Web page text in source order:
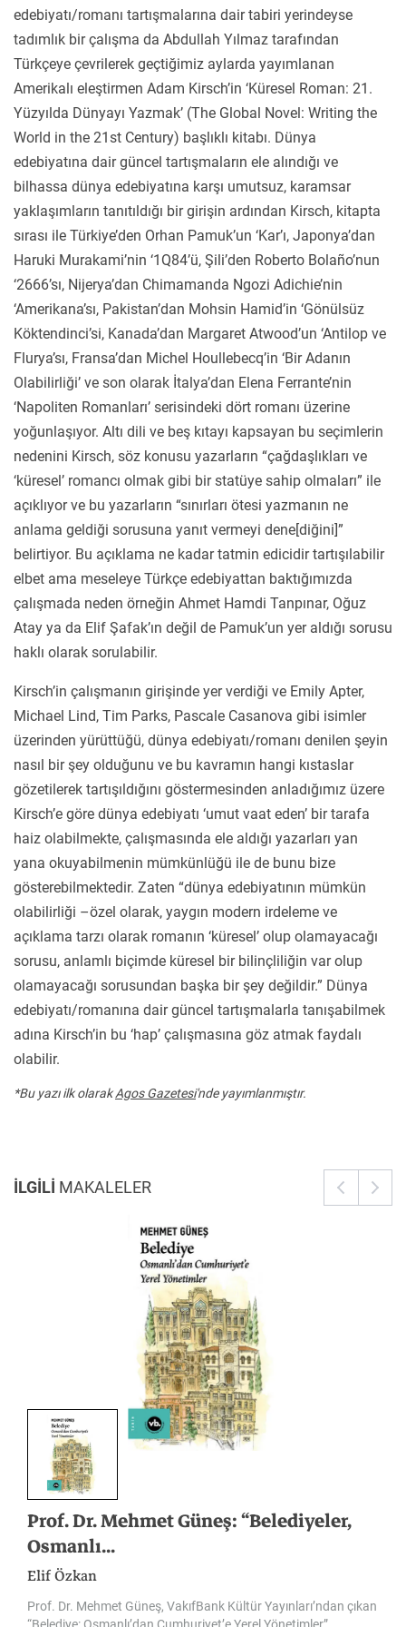
edebiyatı/romanı tartışmalarına dair tabiri yerindeyse
tadımlık bir çalışma da Abdullah Yılmaz tarafından
Türkçeye çevrilerek geçtiğimiz aylarda yayımlanan
Amerikalı eleştirmen Adam Kirsch’in ‘Küresel Roman: 21.
Yüzyılda Dünyayı Yazmak’ (The Global Novel: Writing the
World in the 21st Century) başlıklı kitabı. Dünya
edebiyatına dair güncel tartışmaların ele alındığı ve
bilhassa dünya edebiyatına karşı umutsuz, karamsar
yaklaşımların tanıtıldığı bir girişin ardından Kirsch, kitapta
sırası ile Türkiye’den Orhan Pamuk’un ‘Kar’ı, Japonya’dan
Haruki Murakami’nin ‘1Q84’ü, Şili’den Roberto Bolaño’nun
‘2666’sı, Nijerya’dan Chimamanda Ngozi Adichie’nin
‘Amerikana’sı, Pakistan’dan Mohsin Hamid’in ‘Gönülsüz
Köktendinci’si, Kanada’dan Margaret Atwood’un ‘Antilop ve
Flurya’sı, Fransa’dan Michel Houllebecq’in ‘Bir Adanın
Olabilirliği’ ve son olarak İtalya’dan Elena Ferrante’nin
‘Napoliten Romanları’ serisindeki dört romanı üzerine
yoğunlaşıyor. Altı dili ve beş kıtayı kapsayan bu seçimlerin
nedenini Kirsch, söz konusu yazarların “çağdaşlıkları ve
‘küresel’ romancı olmak gibi bir statüye sahip olmaları” ile
açıklıyor ve bu yazarların “sınırları ötesi yazmanın ne
anlama geldiği sorusuna yanıt vermeyi dene[diğini]”
belirtiyor. Bu açıklama ne kadar tatmin edicidir tartışılabilir
elbet ama meseleye Türkçe edebiyattan baktığımızda
çalışmada neden örneğin Ahmet Hamdi Tanpınar, Oğuz
Atay ya da Elif Şafak’ın değil de Pamuk’un yer aldığı sorusu
haklı olarak sorulabilir.
Kirsch’in çalışmanın girişinde yer verdiği ve Emily Apter,
Michael Lind, Tim Parks, Pascale Casanova gibi isimler
üzerinden yürüttüğü, dünya edebiyatı/romanı denilen şeyin
nasıl bir şey olduğunu ve bu kavramın hangi kıstaslar
gözetilerek tartışıldığını göstermesinden anladığımız üzere
Kirsch’e göre dünya edebiyatı ‘umut vaat eden’ bir tarafa
haiz olabilmekte, çalışmasında ele aldığı yazarları yan
yana okuyabilmenin mümkünlüğü ile de bunu bize
gösterebilmektedir. Zaten “dünya edebiyatının mümkün
olabilirliği –özel olarak, yaygın modern irdeleme ve
açıklama tarzı olarak romanın ‘küresel’ olup olamayacağı
sorusu, anlamlı biçimde küresel bir bilinçliliğin var olup
olamayacağı sorusundan başka bir şey değildir.” Dünya
edebiyatı/romanına dair güncel tartışmalarla tanışabilmek
adına Kirsch’in bu ‘hap’ çalışmasına göz atmak faydalı
olabilir.
*Bu yazı ilk olarakAgos Gazetesi'nde yayımlanmıştır.
İLGİLİ MAKALELER
Prof. Dr. Mehmet Güneş: “Belediyeler,
Osmanlı...
Elif Özkan
Prof. Dr. Mehmet Güneş, VakıfBank Kültür Yayınları’ndan çıkan